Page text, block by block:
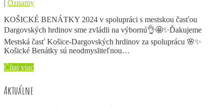
| Oznamy
KOŠICKÉ BENÁTKY 2024 v spolupráci s mestskou časťou
Dargovských hrdinov sme zvládli na výbornú👌🤩✨Ďakujeme
Mestská časť Košice-Dargovských hrdinov za spoluprácu 🌸✨
Košické Benátky sú neodmysliteľnou…
Čítaj viac
Aktuálne